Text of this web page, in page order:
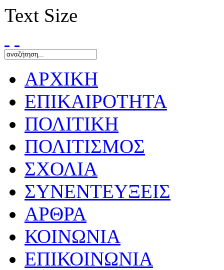
Text Size
ΑΡΧΙΚΗ
ΕΠΙΚΑΙΡΟΤΗΤΑ
ΠΟΛΙΤΙΚΗ
ΠΟΛΙΤΙΣΜΟΣ
ΣΧΟΛΙΑ
ΣΥΝΕΝΤΕΥΞΕΙΣ
ΑΡΘΡΑ
ΚΟΙΝΩΝΙΑ
ΕΠΙΚΟΙΝΩΝΙΑ